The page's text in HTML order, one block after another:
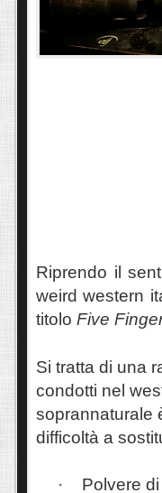
Riprendo il
weird western
titolo Five
Si tratta di una
condotti nel
soprannaturale
difficoltà a
·
Polvere